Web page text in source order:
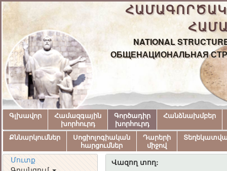
NATIONAL
ОБЩЕНАЦИОНАЛЬНАЯ
Գլխավոր
Համազգային
խորհուրդ
Գործադիր
խորհուրդ
Հանձնախմբեր
Քննարկումներ
Սոցիոլոգիական
հարցումներ
Դարերի
միջով
Մուտք
Վազող տող: